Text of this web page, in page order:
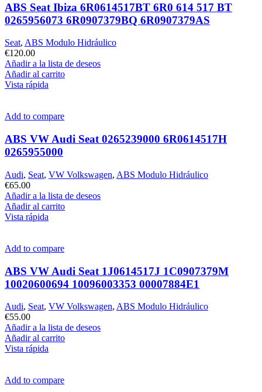
ABS Seat Ibiza 6R0614517BT 6R0 614 517 BT
0265956073 6R0907379BQ 6R0907379AS
Seat, ABS Modulo Hidráulico
€120.00
Añadir a la lista de deseos
Añadir al carrito
Vista rápida
Add to compare
ABS VW Audi Seat 0265239000 6R0614517H
0265955000
Audi, Seat, VW Volkswagen, ABS Modulo Hidráulico
€65.00
Añadir a la lista de deseos
Añadir al carrito
Vista rápida
Add to compare
ABS VW Audi Seat 1J0614517J 1C0907379M
10020600694 10096003353 00007884E1
Audi, Seat, VW Volkswagen, ABS Modulo Hidráulico
€55.00
Añadir a la lista de deseos
Añadir al carrito
Vista rápida
Add to compare